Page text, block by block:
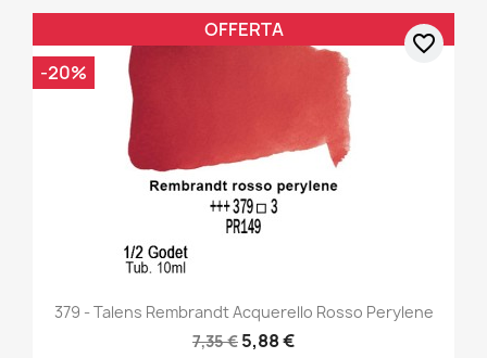
379 - Talens Rembrandt Acquerello Rosso Perylene
7,35 € 5,88 €
OFFERTA
-20%
favorite_border